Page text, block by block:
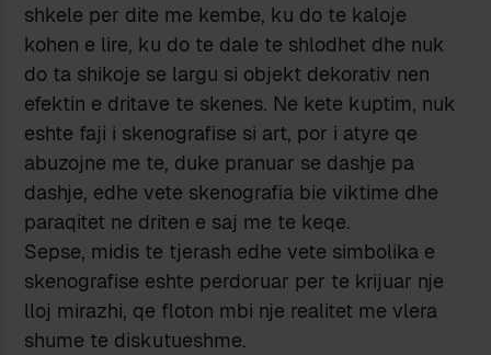
shkele per dite me kembe, ku do te kaloje
kohen e lire, ku do te dale te shlodhet dhe nuk
do ta shikoje se largu si objekt dekorativ nen
efektin e dritave te skenes. Ne kete kuptim, nuk
eshte faji i skenografise si art, por i atyre qe
abuzojne me te, duke pranuar se dashje pa
dashje, edhe vete skenografia bie viktime dhe
paraqitet ne driten e saj me te keqe.
Sepse, midis te tjerash edhe vete simbolika e
skenografise eshte perdoruar per te krijuar nje
lloj mirazhi, qe floton mbi nje realitet me vlera
shume te diskutueshme.